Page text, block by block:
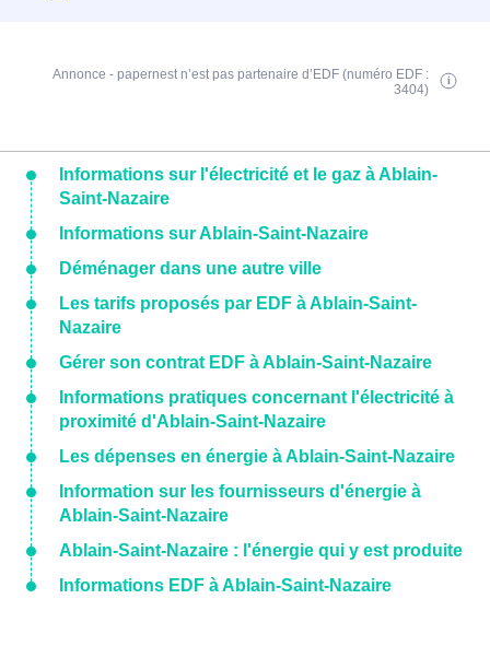
Annonce - papernest n’est pas partenaire d’EDF (numéro EDF :
3404)
Informations sur l'électricité et le gaz à Ablain-
Saint-Nazaire
Informations sur Ablain-Saint-Nazaire
Déménager dans une autre ville
Les tarifs proposés par EDF à Ablain-Saint-
Nazaire
Gérer son contrat EDF à Ablain-Saint-Nazaire
Informations pratiques concernant l'électricité à
proximité d'Ablain-Saint-Nazaire
Les dépenses en énergie à Ablain-Saint-Nazaire
Information sur les fournisseurs d'énergie à
Ablain-Saint-Nazaire
Ablain-Saint-Nazaire : l'énergie qui y est produite
Informations EDF à Ablain-Saint-Nazaire